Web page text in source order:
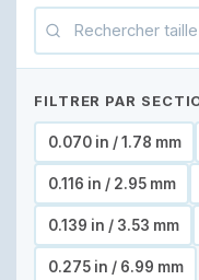
FILTRER PAR
0.070 in / 1.78 mm
0.116 in / 2.95 mm
0.139 in / 3.53 mm
0.275 in / 6.99 mm